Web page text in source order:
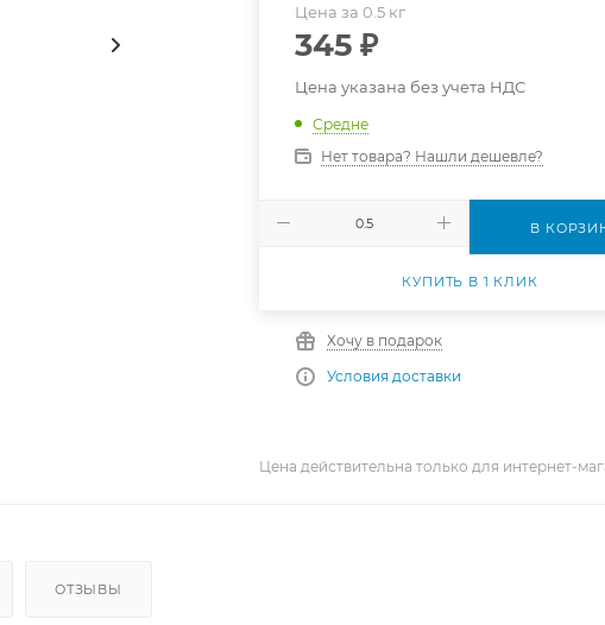
Цена за 0.5 кг
345 ₽
Цена указана без учета НДС
Средне
Нет товара? Нашли дешевле?
В
КУПИТЬ В 1 КЛИК
Хочу в подарок
Условия доставки
Цена действительна только для интернет-
ОТЗЫВЫ